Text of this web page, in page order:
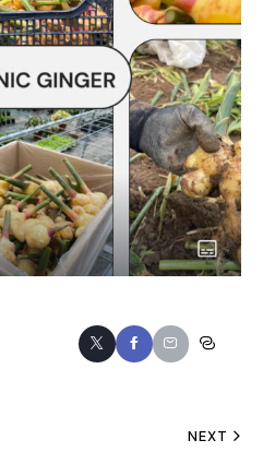
NEXT